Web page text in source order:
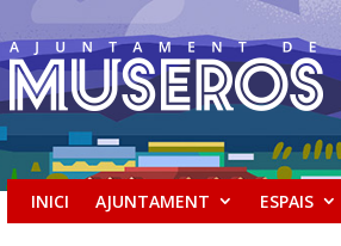
INICI AJUNTAMENT ESPAIS